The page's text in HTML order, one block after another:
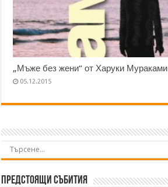
„Мъже без жени“ от Харуки Мураками
05.12.2015
Предстоящи събития